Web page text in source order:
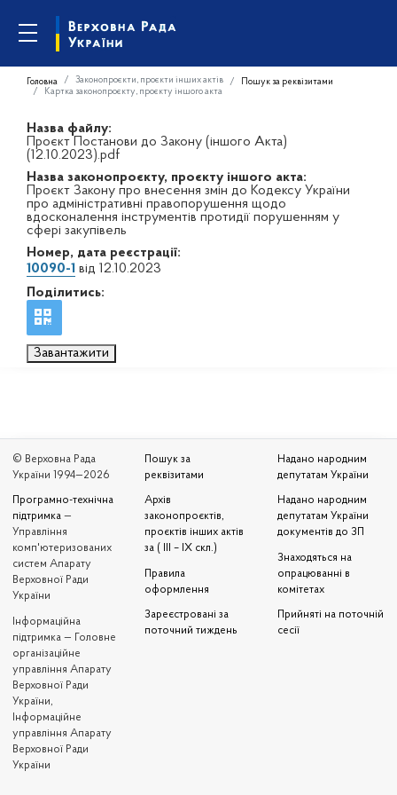
Головна Законопроєкти, проєкти інших актів
Пошук за реквізитами
Картка законопроєкту, проєкту іншого акта
Назва файлу:
Проєкт Постанови до Закону (іншого Акта)
(12.10.2023).pdf
Назва законопроєкту, проєкту іншого акта:
Проєкт Закону про внесення змін до Кодексу України
про адміністративні правопорушення щодо
вдосконалення інструментів протидії порушенням у
сфері закупівель
Номер, дата реєстрації:
10090-1 від 12.10.2023
Поділитись:
Завантажити
© Верховна Рада
України 1994—2026
Програмно-технічна
підтримка —
Управління
комп'ютеризованих
систем Апарату
Верховної Ради
України
Iнформаційна
підтримка — Головне
організаційне
управління Апарату
Верховної Ради
України,
Інформаційне
управління Апарату
Верховної Ради
України
Пошук за
реквізитами
Архів
законопроєктів,
проєктів інших актів
за ( III – IX скл.)
Правила
оформлення
Зареєстровані за
поточний тиждень
Надано народним
депутатам України
Надано народним
депутатам України
документів до ЗП
Знаходяться на
опрацюванні в
комітетах
Прийняті на поточній
сесії